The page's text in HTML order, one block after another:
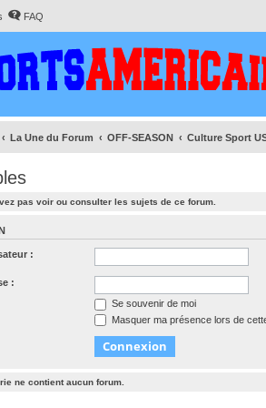
FAQ
La Une du Forum OFF-SEASON Culture Sport
pas voir ou consulter les sujets de ce forum.
:
:
Se souvenir de moi
Masquer ma présence lors de
ne contient aucun forum.